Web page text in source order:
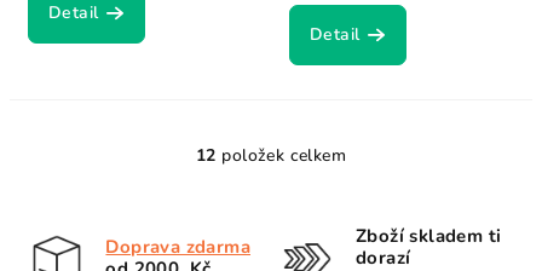
Detail
Detail
O
12 položek celkem
Doprava zdarma
Zboží skladem ti
dorazí